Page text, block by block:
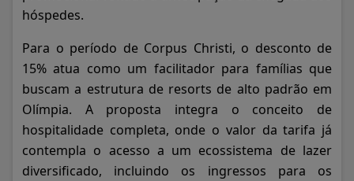
hóspedes.
Para o período de Corpus Christi, o desconto de
15% atua como um facilitador para famílias que
buscam a estrutura de resorts de alto padrão em
Olímpia. A proposta integra o conceito de
hospitalidade completa, onde o valor da tarifa já
contempla o acesso a um ecossistema de lazer
diversificado, incluindo os ingressos para os